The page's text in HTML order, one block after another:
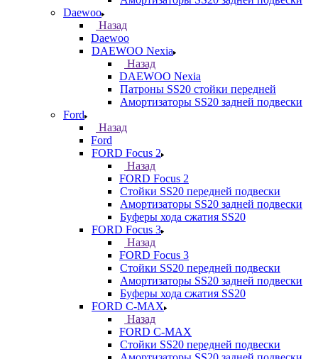
Daewoo
Назад
Daewoo
DAEWOO Nexia
Назад
DAEWOO Nexia
Патроны SS20 стойки передней
Амортизаторы SS20 задней подвески
Ford
Назад
Ford
FORD Focus 2
Назад
FORD Focus 2
Стойки SS20 передней подвески
Амортизаторы SS20 задней подвески
Буферы хода сжатия SS20
FORD Focus 3
Назад
FORD Focus 3
Стойки SS20 передней подвески
Амортизаторы SS20 задней подвески
Буферы хода сжатия SS20
FORD С-MAX
Назад
FORD С-MAX
Стойки SS20 передней подвески